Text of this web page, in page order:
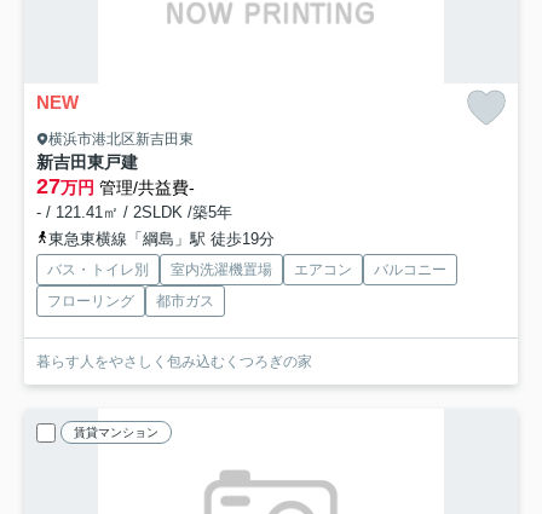
NEW
横浜市港北区新吉田東
新吉田東戸建
27万円 管理/共益費-
- / 121.41㎡ / 2SLDK /築5年
東急東横線「綱島」駅 徒歩19分
バス・トイレ別 室内洗濯機置場 エアコン
バルコニー
フローリング
都市ガス
暮らす人をやさしく包み込むくつろぎの家
賃貸マンション